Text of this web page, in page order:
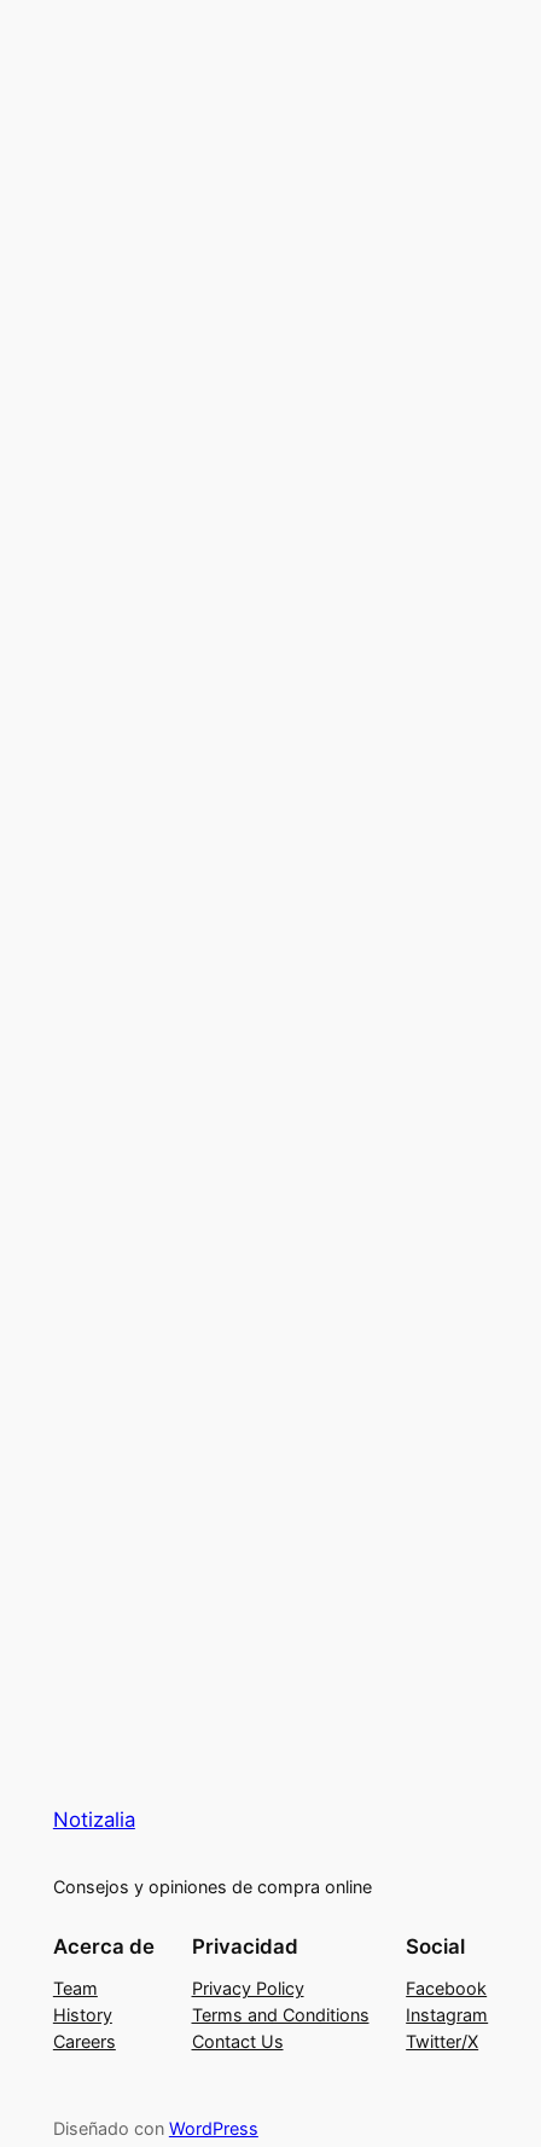
Notizalia
Consejos y opiniones de compra online
Acerca de
Team
History
Careers
Privacidad
Privacy Policy
Terms and Conditions
Contact Us
Social
Facebook
Instagram
Twitter/X
Diseñado con WordPress